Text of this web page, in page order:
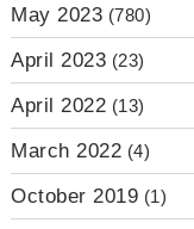
May 2023 (780)
April 2023 (23)
April 2022 (13)
March 2022 (4)
October 2019 (1)